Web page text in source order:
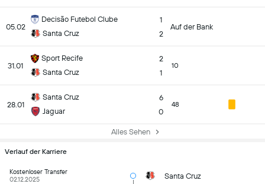
05.02
Decisão Futebol Clube
Santa Cruz
1
2
Auf der Bank
31.01
Sport Recife
Santa Cruz
2
1
10
28.01
Santa Cruz
Jaguar
6
0
48
Alles Sehen
Verlauf der Karriere
Kostenloser Transfer
02.12.2025
Santa Cruz